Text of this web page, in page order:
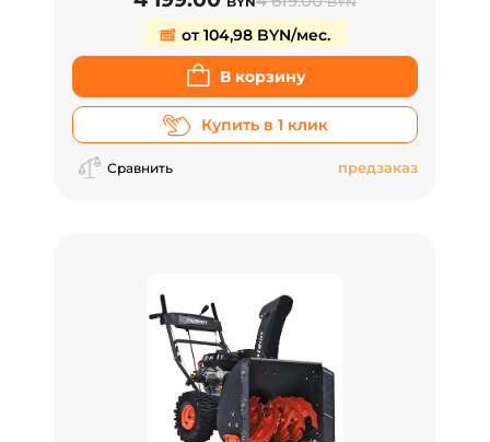
от 104,98 BYN/мес.
В корзину
Купить в 1 клик
Сравнить предзаказ